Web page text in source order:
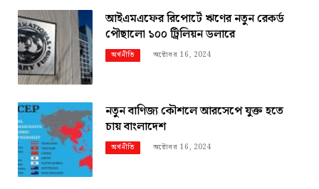
আইএমএফের রিপোর্টে ঋণের নতুন রেকর্ড
পৌছালো ১০০ ট্রিলিয়ন ডলারে
অর্থনীতি অক্টোবর 16, 2024
নতুন বাণিজ্য কৌশলে আরসেপে যুক্ত হতে
চায় বাংলাদেশ
অর্থনীতি অক্টোবর 16, 2024